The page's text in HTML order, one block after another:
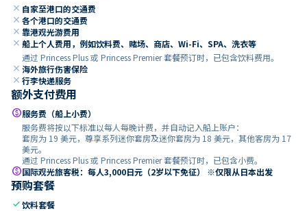
close 自家至港口的交通费
close 各个港口的交通费
close 靠港观光游费用
close 船上个人费用，例如饮料费、赌场、商店、Wi-Fi、SPA、洗衣等
通过 Princess Plus 或 Princess Premier 套餐预订时，已包含饮料费用。
close 海外旅行伤害保险
close 行李快递服务
额外支付费用
paid服务费（船上小费）
服务费将按以下标准以每人每晚计费，并自动记入船上账户：
套房为 19 美元，尊享系列迷你套房及迷你套房为 18 美元，其他客房为 17
美元。
通过 Princess Plus 或 Princess Premier 套餐预订时，已包含小费。
paid国际观光旅客税：每人3,000日元（2岁以下免征） ※仅限从日本出发
预购套餐
check饮料套餐